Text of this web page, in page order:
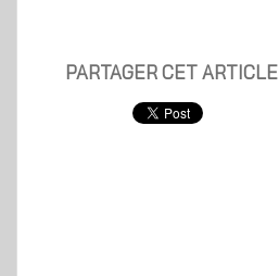
PARTAGER CET ARTICLE